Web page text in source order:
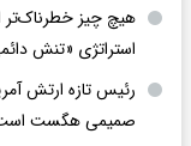
هیچ چیز خطرناک‌تر
استراتژی «تنش
رئیس تازه ارتش
صمیمی هگست است